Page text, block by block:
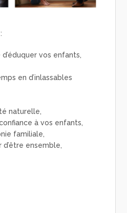
vos enfants,
en d’inlassables
naturelle,
à vos enfants,
familiale,
ensemble,